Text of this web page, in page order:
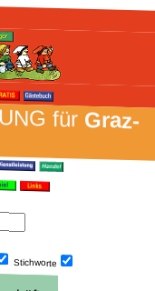
fürGraz-
Stich­worte